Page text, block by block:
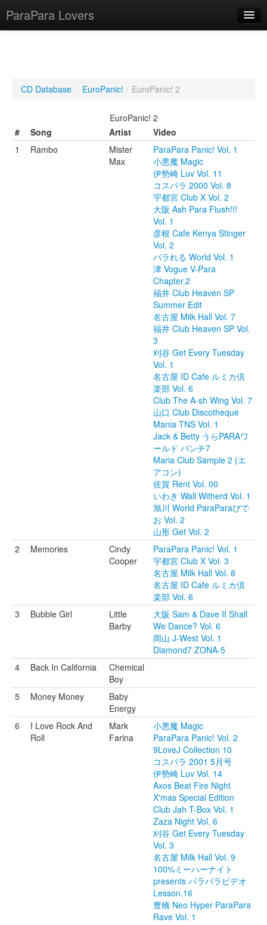
ParaPara Lovers
TechPara Video Database
CD Database
CD Database / EuroPanic! / EuroPanic! 2
EuroPanic! 2
#
Song Artist
Video
1
Rambo
Mister
Max
ParaPara Panic! Vol. 1
小悪魔 Magic
伊勢崎 Luv Vol. 11
コスパラ 2000 Vol. 8
宇都宮 Club X Vol. 2
大阪 Ash Para Flush!!!
Vol. 1
彦根 Cafe Kenya Stinger
Vol. 2
パラれる World Vol. 1
津 Vogue V-Para
Chapter.2
福井 Club Heaven SP
Summer Edit
名古屋 Milk Hall Vol. 7
福井 Club Heaven SP Vol.
3
刈谷 Get Every Tuesday
Vol. 1
名古屋 ID Cafe ルミカ倶
楽部 Vol. 6
Club The A-sh Wing Vol. 7
山口 Club Discotheque
Mania TNS Vol. 1
Jack & Betty うらPARAワ
ールド パンチ7
Maria Club Sample 2 (エ
アコン)
佐賀 Rent Vol. 00
いわき Wall Witherd Vol. 1
旭川 World ParaParaびで
お Vol. 2
山形 Get Vol. 2
2
Memories
Cindy
Cooper
ParaPara Panic! Vol. 1
宇都宮 Club X Vol. 3
名古屋 Milk Hall Vol. 8
名古屋 ID Cafe ルミカ倶
楽部 Vol. 6
3
Bubble Girl
Little
Barby
大阪 Sam & Dave II Shall
We Dance? Vol. 6
岡山 J-West Vol. 1
Diamond7 ZONA-5
4
Back In California
Chemical
Boy
5
Money Money
Baby
Energy
6
I Love Rock And
Roll
Mark
Farina
小悪魔 Magic
ParaPara Panic! Vol. 2
9LoveJ Collection 10
コスパラ 2001 5月号
伊勢崎 Luv Vol. 14
Axos Beat Fire Night
X'mas Special Edition
Club Jah T-Box Vol. 1
Zaza Night Vol. 6
刈谷 Get Every Tuesday
Vol. 3
名古屋 Milk Hall Vol. 9
100%ミーハーナイト
presents パラパラビデオ
Lesson.16
豊橋 Neo Hyper ParaPara
Rave Vol. 1